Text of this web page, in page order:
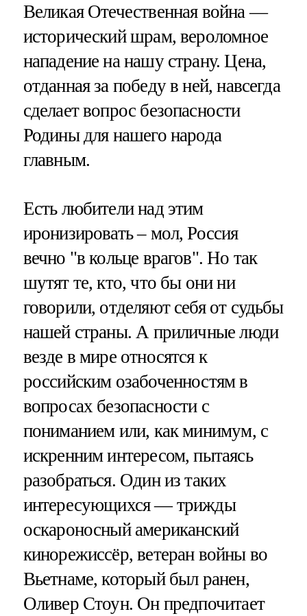
Великая Отечественная война —
исторический шрам, вероломное
нападение на нашу страну. Цена,
отданная за победу в ней, навсегда
сделает вопрос безопасности
Родины для нашего народа
главным.
Есть любители над этим
иронизировать – мол, Россия
вечно "в кольце врагов". Но так
шутят те, кто, что бы они ни
говорили, отделяют себя от судьбы
нашей страны. А приличные люди
везде в мире относятся к
российским озабоченностям в
вопросах безопасности с
пониманием или, как минимум, с
искренним интересом, пытаясь
разобраться. Один из таких
интересующихся — трижды
оскароносный американский
кинорежиссёр, ветеран войны во
Вьетнаме, который был ранен,
Оливер Стоун. Он предпочитает